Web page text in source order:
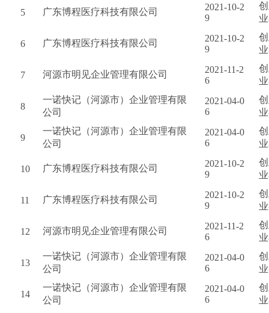
5 广东博程医疗科技有限公司
2021-10-2
9
6 广东博程医疗科技有限公司
2021-10-2
9
7 河源市明见企业管理有限公司
2021-11-2
6
8
一诺快记（河源市）企业管理有限
公司
2021-04-0
6
9
一诺快记（河源市）企业管理有限
公司
2021-04-0
6
10 广东博程医疗科技有限公司
2021-10-2
9
11 广东博程医疗科技有限公司
2021-10-2
9
12 河源市明见企业管理有限公司
2021-11-2
6
13
一诺快记（河源市）企业管理有限
公司
2021-04-0
6
14
一诺快记（河源市）企业管理有限
公司
2021-04-0
6